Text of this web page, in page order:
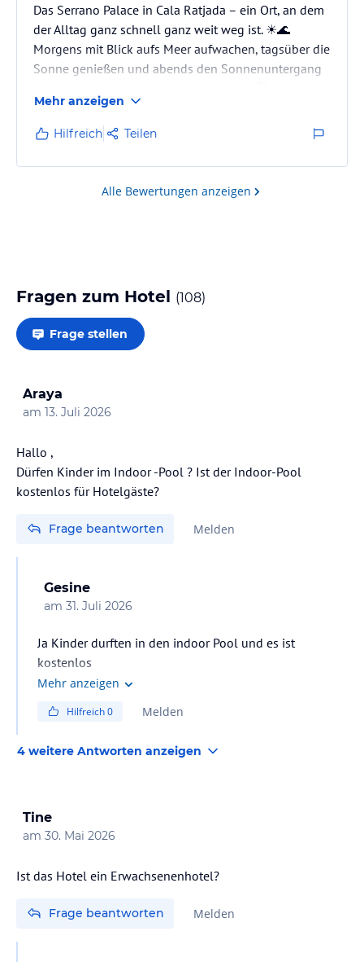
Das Serrano Palace in Cala Ratjada – ein Ort, an dem
der Alltag ganz schnell ganz weit weg ist. ☀️🌊
Morgens mit Blick aufs Meer aufwachen, tagsüber die
Sonne genießen und abends den Sonnenuntergang
Mehr anzeigen
Hilfreich Teilen
Alle Bewertungen anzeigen
Fragen zum Hotel (108)
Frage stellen
Araya
am 13. Juli 2026
Hallo ,
Dürfen Kinder im Indoor -Pool ? Ist der Indoor-Pool
kostenlos für Hotelgäste?
Frage beantworten Melden
Gesine
am 31. Juli 2026
Ja Kinder durften in den indoor Pool und es ist
kostenlos
Mehr anzeigen
Hilfreich0 Melden
4 weitere Antworten anzeigen
Tine
am 30. Mai 2026
Ist das Hotel ein Erwachsenenhotel?
Frage beantworten Melden